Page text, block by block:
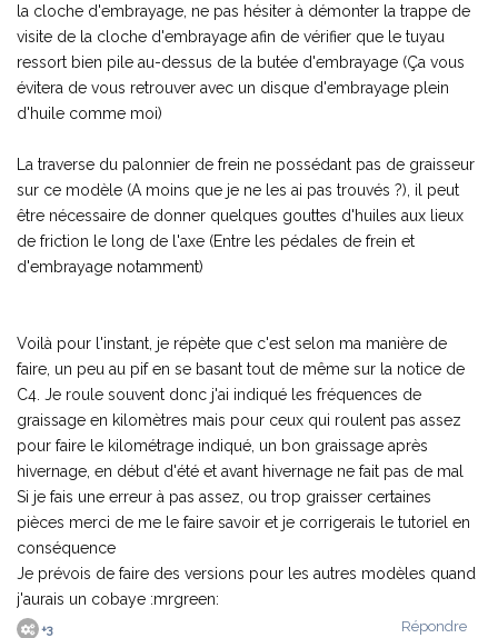
la cloche d'embrayage, ne pas hésiter à démonter la trappe de
visite de la cloche d'embrayage afin de vérifier que le tuyau
ressort bien pile au-dessus de la butée d'embrayage (Ça vous
évitera de vous retrouver avec un disque d'embrayage plein
d'huile comme moi)
La traverse du palonnier de frein ne possédant pas de graisseur
sur ce modèle (A moins que je ne les ai pas trouvés ?), il peut
être nécessaire de donner quelques gouttes d'huiles aux lieux
de friction le long de l'axe (Entre les pédales de frein et
d'embrayage notamment)
Voilà pour l'instant, je répète que c'est selon ma manière de
faire, un peu au pif en se basant tout de même sur la notice de
C4. Je roule souvent donc j'ai indiqué les fréquences de
graissage en kilomètres mais pour ceux qui roulent pas assez
pour faire le kilométrage indiqué, un bon graissage après
hivernage, en début d'été et avant hivernage ne fait pas de mal
Si je fais une erreur à pas assez, ou trop graisser certaines
pièces merci de me le faire savoir et je corrigerais le tutoriel en
conséquence
Je prévois de faire des versions pour les autres modèles quand
j'aurais un cobaye :mrgreen:
Répondre
+3